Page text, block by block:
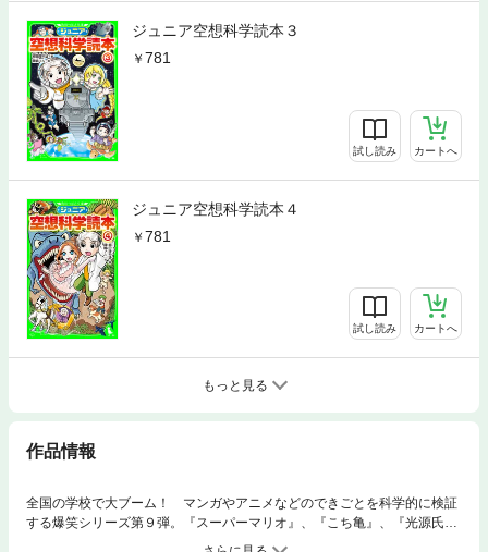
ジュニア空想科学読本３
781
試し読み カートへ
ジュニア空想科学読本４
781
試し読み カートへ
もっと見る
作品情報
全国の学校で大ブーム！ マンガやアニメなどのできごとを科学的に検証
する爆笑シリーズ第９弾。『スーパーマリオ』、『こち亀』、『光源氏』
まで、古今東西の人気作品を徹底研究！